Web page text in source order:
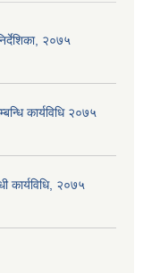
२०७५
कार्यविधि २०७५
कार्यविधि, २०७५